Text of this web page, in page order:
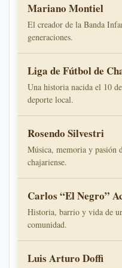
Mariano Montiel
El creador de la Banda
generaciones.
Liga de Fútbol de
Una historia nacida el 10
deporte local.
Rosendo Silvestri
Música, memoria y pasión
chajariense.
Carlos “El Negro”
Historia, barrio y vida de
comunidad.
Luis Arturo Doffi